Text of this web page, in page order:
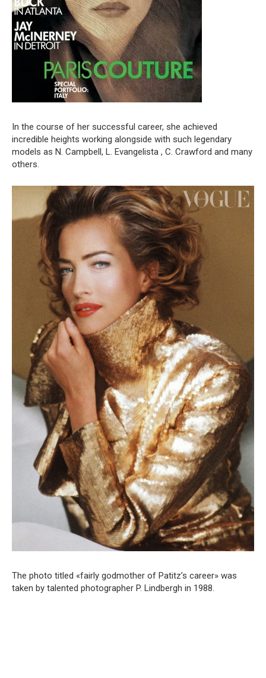
In the course of her successful career, she achieved
incredible heights working alongside with such legendary
models as N. Campbell, L. Evangelista , C. Crawford and many
others.
The photo titled «fairly godmother of Patitz’s career» was
taken by talented photographer P. Lindbergh in 1988.